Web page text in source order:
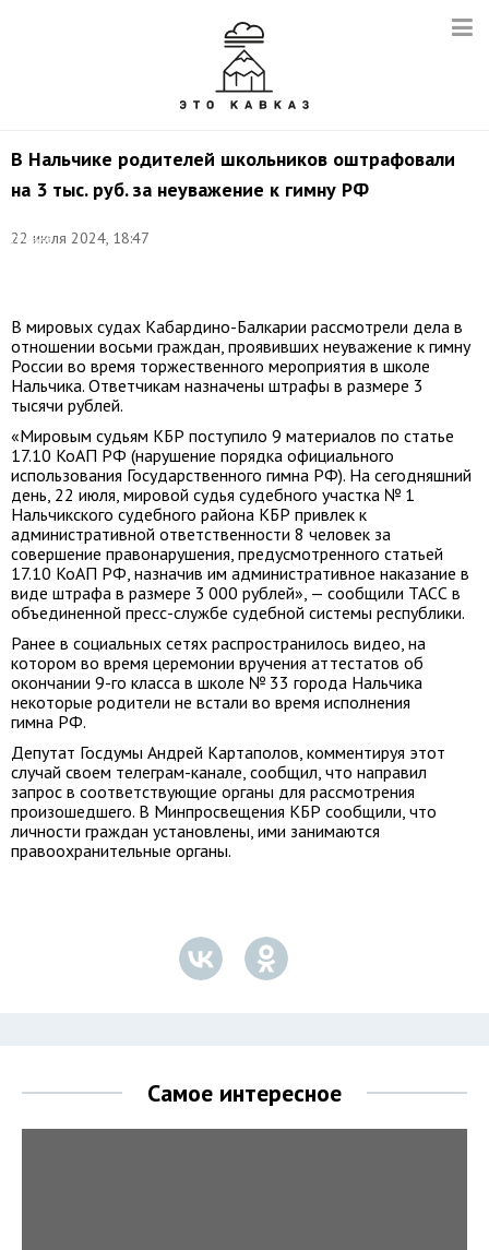
В Нальчике родителей школьников оштрафовали
на 3 тыс. руб. за неуважение к гимну РФ
22 июля 2024, 18:47
Сергей
В мировых судах Кабардино-Балкарии рассмотрели дела в
отношении восьми граждан, проявивших неуважение к гимну
России во время торжественного мероприятия в школе
Нальчика. Ответчикам назначены штрафы в размере 3
тысячи рублей.
«Мировым судьям КБР поступило 9 материалов по статье
17.10 КоАП РФ (нарушение порядка официального
использования Государственного гимна РФ). На сегодняшний
день, 22 июля, мировой судья судебного участка № 1
Нальчикского судебного района КБР привлек к
административной ответственности 8 человек за
совершение правонарушения, предусмотренного статьей
17.10 КоАП РФ, назначив им административное наказание в
виде штрафа в размере 3 000 рублей», — сообщили ТАСС в
объединенной пресс-службе судебной системы республики.
Ранее в социальных сетях распространилось видео, на
котором во время церемонии вручения аттестатов об
окончании 9-го класса в школе № 33 города Нальчика
некоторые родители не встали во время исполнения
гимна РФ.
Депутат Госдумы Андрей Картаполов, комментируя этот
случай своем телеграм-канале, сообщил, что направил
запрос в соответствующие органы для рассмотрения
произошедшего. В Минпросвещения КБР сообщили, что
личности граждан установлены, ими занимаются
правоохранительные органы.
Самое интересное